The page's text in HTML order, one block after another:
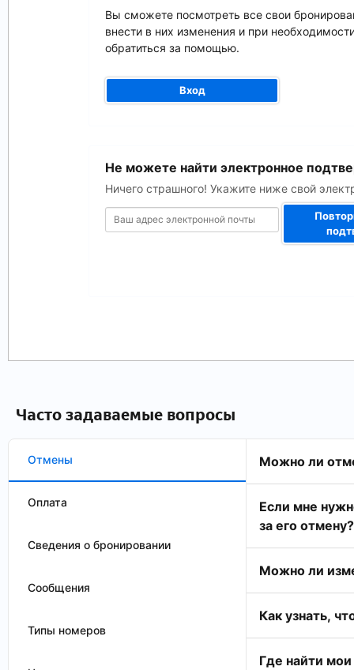
Вы сможете посмотреть все свои
внести в них изменения и при
обратиться за помощью.
Вход
Не можете найти электронное
Ничего страшного! Укажите ниже свой
адрес
электронной
Часто задаваемые вопросы
Отмены
Оплата
Сведения о бронировании
Сообщения
Типы номеров
Можно ли
Если мне
за его отмену?
Можно ли
Как узнать,
Где найти